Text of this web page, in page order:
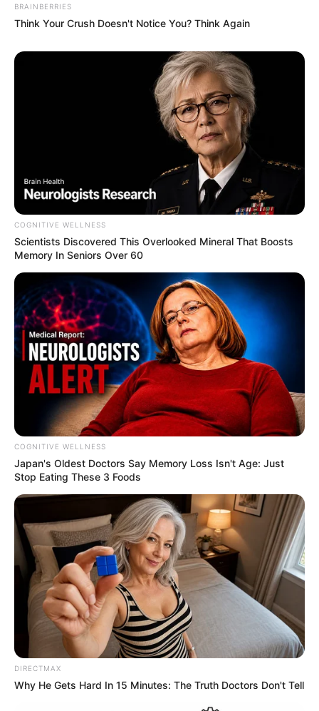
Σπείρα είχε στήσει υπερσύγχρονα
πουλούσε ναρκωτικά μέχρι και στην
Πανεπιστημιούπολη
Ταυτοποιήθηκε η 57χρονη γυναίκα που
βρέθηκε νεκρή σε σπηλιά στον
Λυκαβηττό – Πτώση από ύψος δείχνουν
Μακάβριο εύρημα: Σορός άνδρα σε
προχωρημένη σήψη στον Λυκαβηττό
Δείτε όλες τις τελευταίες Ειδήσεις από την Ελλάδα και
τον Κόσμο, τη στιγμή που συμβαίνουν, στοNewstok.gr
BRAINBERRIES
Think Your Crush Doesn't Notice You? Think Again
COGNITIVE WELLNESS
Scientists Discovered This Overlooked Mineral That Boosts
Memory In Seniors Over 60
COGNITIVE WELLNESS
Japan's Oldest Doctors Say Me​mory Lo​ss Isn't Age: Just
Stop Eating These 3 Foods
DIRECTMAX
Why He Gets Hard In 15 Minutes: The Truth Doctors Don't Tell